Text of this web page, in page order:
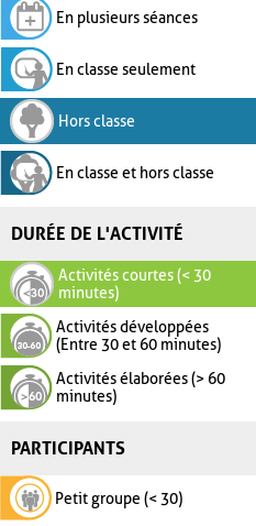
En plusieurs séances
En classe seulement
Hors classe
En classe et hors classe
DURÉE DE L'ACTIVITÉ
Activités courtes (< 30
minutes)
Activités développées
(Entre 30 et 60 minutes)
Activités élaborées (> 60
minutes)
PARTICIPANTS
Petit groupe (< 30)